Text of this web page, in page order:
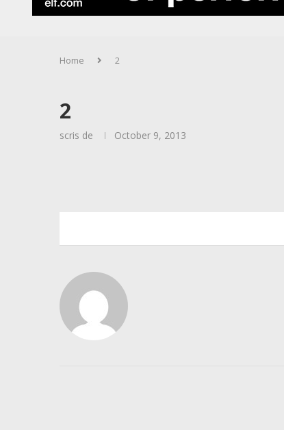
Home 2
2
scris de October 9, 2013